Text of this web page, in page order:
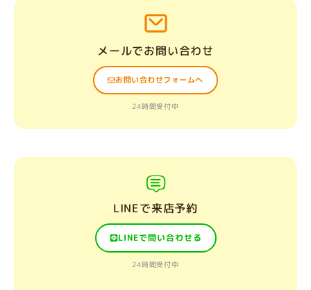
メールでお問い合わせ
お問い合わせフォームへ
24時間受付中
LINEで来店予約
LINEで問い合わせる
24時間受付中